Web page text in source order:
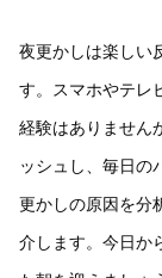
夜更かしは楽しい
す。スマホやテレ
経験はありません
ッシュし、毎日の
更かしの原因を分
介します。今日か